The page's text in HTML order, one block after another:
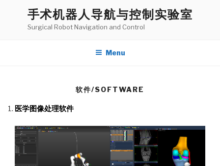
手术机器人导航与控制实验室
Surgical Robot Navigation and Control
Menu
软件/SOFTWARE
医学图像处理软件